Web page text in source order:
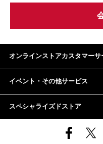
オンラインストアカスタマーサ
イベント・その他サービス
スペシャライズドストア